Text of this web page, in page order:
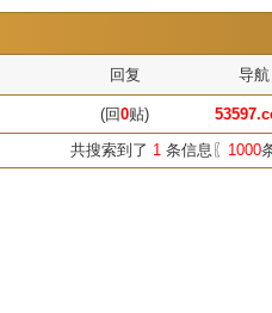
回复 导航
(回0贴)
共搜索到了 1 条信息〖 1000